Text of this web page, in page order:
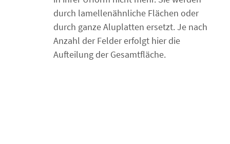
durch lamellenähnliche Flächen oder
durch ganze Aluplatten ersetzt. Je nach
Anzahl der Felder erfolgt hier die
Aufteilung der Gesamtfläche.